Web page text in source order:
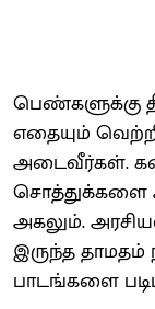
பெண்களுக்கு
எதையும்
அடைவீர்கள்.
சொத்துக்களை
அகலும்.
இருந்த
பாடங்களை